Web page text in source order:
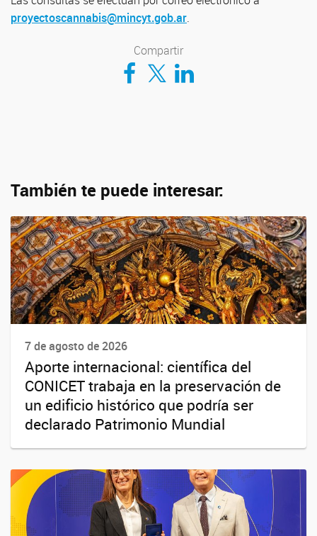
proyectoscannabis@mincyt.gob.ar.
Compartir
Compartir en Facebook
Compartir en TwitterCompartir en LinkedIn
También te puede interesar:
7 de agosto de 2026
Aporte internacional: científica del
CONICET trabaja en la preservación de
un edificio histórico que podría ser
declarado Patrimonio Mundial